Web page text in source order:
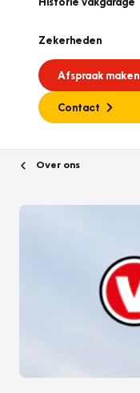
Zekerheden
Afspraak maken
Contact
Over ons